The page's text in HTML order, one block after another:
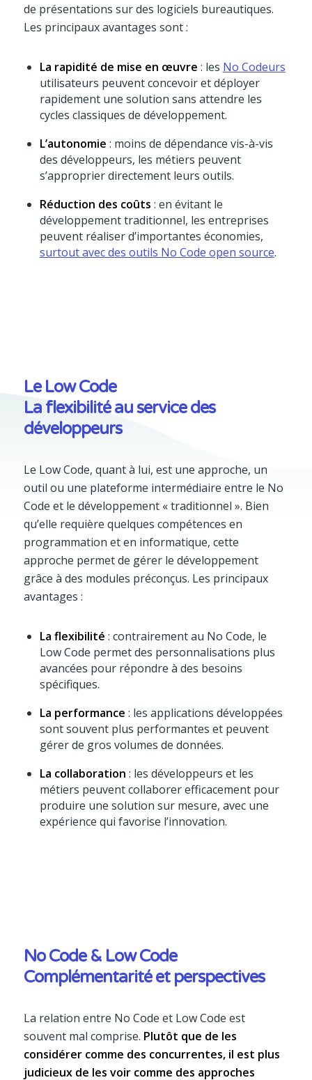
de présentations sur des logiciels bureautiques.
Les principaux avantages sont :
La rapidité de mise en œuvre : les No Codeurs
utilisateurs peuvent concevoir et déployer
rapidement une solution sans attendre les
cycles classiques de développement.
L’autonomie : moins de dépendance vis-à-vis
des développeurs, les métiers peuvent
s’approprier directement leurs outils.
Réduction des coûts : en évitant le
développement traditionnel, les entreprises
peuvent réaliser d’importantes économies,
surtout avec des outils No Code open source.
Le Low Code
La flexibilité au service des
développeurs
Le Low Code, quant à lui, est une approche, un
outil ou une plateforme intermédiaire entre le No
Code et le développement « traditionnel ». Bien
qu’elle requière quelques compétences en
programmation et en informatique, cette
approche permet de gérer le développement
grâce à des modules préconçus. Les principaux
avantages :
La flexibilité : contrairement au No Code, le
Low Code permet des personnalisations plus
avancées pour répondre à des besoins
spécifiques.
La performance : les applications développées
sont souvent plus performantes et peuvent
gérer de gros volumes de données.
La collaboration : les développeurs et les
métiers peuvent collaborer efficacement pour
produire une solution sur mesure, avec une
expérience qui favorise l’innovation.
No Code & Low Code
Complémentarité et perspectives
La relation entre No Code et Low Code est
souvent mal comprise. Plutôt que de les
considérer comme des concurrentes, il est plus
judicieux de les voir comme des approches